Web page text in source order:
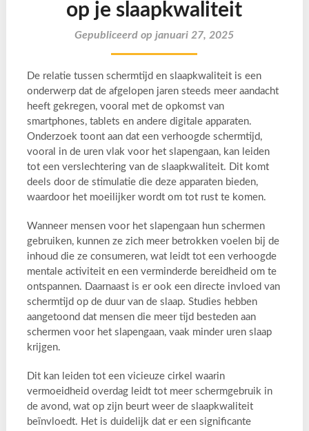
op je slaapkwaliteit
Gepubliceerd op januari 27, 2025
De relatie tussen schermtijd en slaapkwaliteit is een
onderwerp dat de afgelopen jaren steeds meer aandacht
heeft gekregen, vooral met de opkomst van
smartphones, tablets en andere digitale apparaten.
Onderzoek toont aan dat een verhoogde schermtijd,
vooral in de uren vlak voor het slapengaan, kan leiden
tot een verslechtering van de slaapkwaliteit. Dit komt
deels door de stimulatie die deze apparaten bieden,
waardoor het moeilijker wordt om tot rust te komen.
Wanneer mensen voor het slapengaan hun schermen
gebruiken, kunnen ze zich meer betrokken voelen bij de
inhoud die ze consumeren, wat leidt tot een verhoogde
mentale activiteit en een verminderde bereidheid om te
ontspannen. Daarnaast is er ook een directe invloed van
schermtijd op de duur van de slaap. Studies hebben
aangetoond dat mensen die meer tijd besteden aan
schermen voor het slapengaan, vaak minder uren slaap
krijgen.
Dit kan leiden tot een vicieuze cirkel waarin
vermoeidheid overdag leidt tot meer schermgebruik in
de avond, wat op zijn beurt weer de slaapkwaliteit
beïnvloedt. Het is duidelijk dat er een significante